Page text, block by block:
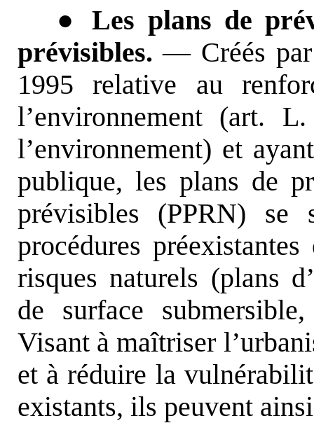
● Les plans de
prévisibles. — Créés
1995 relative au
l’environnement (art.
l’environnement) et
publique, les plans de
prévisibles (PPRN) se
procédures
risques naturels (plans
de surface
Visant à maîtriser
et à réduire la
existants, ils peuvent